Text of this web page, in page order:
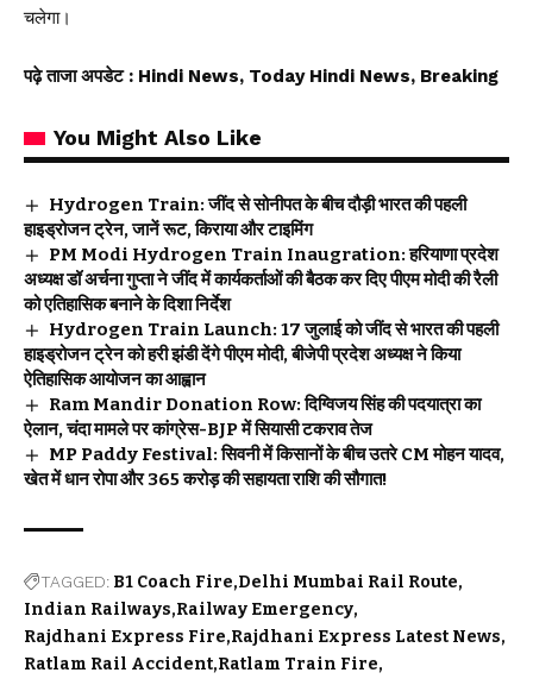
चलेगा।
पढ़े ताजा अपडेट : Hindi News, Today Hindi News, Breaking
You Might Also Like
Hydrogen Train: जींद से सोनीपत के बीच दौड़ी भारत की पहली
हाइड्रोजन ट्रेन, जानें रूट, किराया और टाइमिंग
PM Modi Hydrogen Train Inaugration: हरियाणा प्रदेश
अध्यक्ष डॉ अर्चना गुप्ता ने जींद में कार्यकर्ताओं की बैठक कर दिए पीएम मोदी की रैली
को एतिहासिक बनाने के दिशा निर्देश
Hydrogen Train Launch: 17 जुलाई को जींद से भारत की पहली
हाइड्रोजन ट्रेन को हरी झंडी देंगे पीएम मोदी, बीजेपी प्रदेश अध्यक्ष ने किया
ऐतिहासिक आयोजन का आह्वान
Ram Mandir Donation Row: दिग्विजय सिंह की पदयात्रा का
ऐलान, चंदा मामले पर कांग्रेस-BJP में सियासी टकराव तेज
MP Paddy Festival: सिवनी में किसानों के बीच उतरे CM मोहन यादव,
खेत में धान रोपा और 365 करोड़ की सहायता राशि की सौगात!
TAGGED: B1 Coach Fire Delhi Mumbai Rail Route
Indian Railways Railway Emergency
Rajdhani Express Fire Rajdhani Express Latest News
Ratlam Rail Accident Ratlam Train Fire